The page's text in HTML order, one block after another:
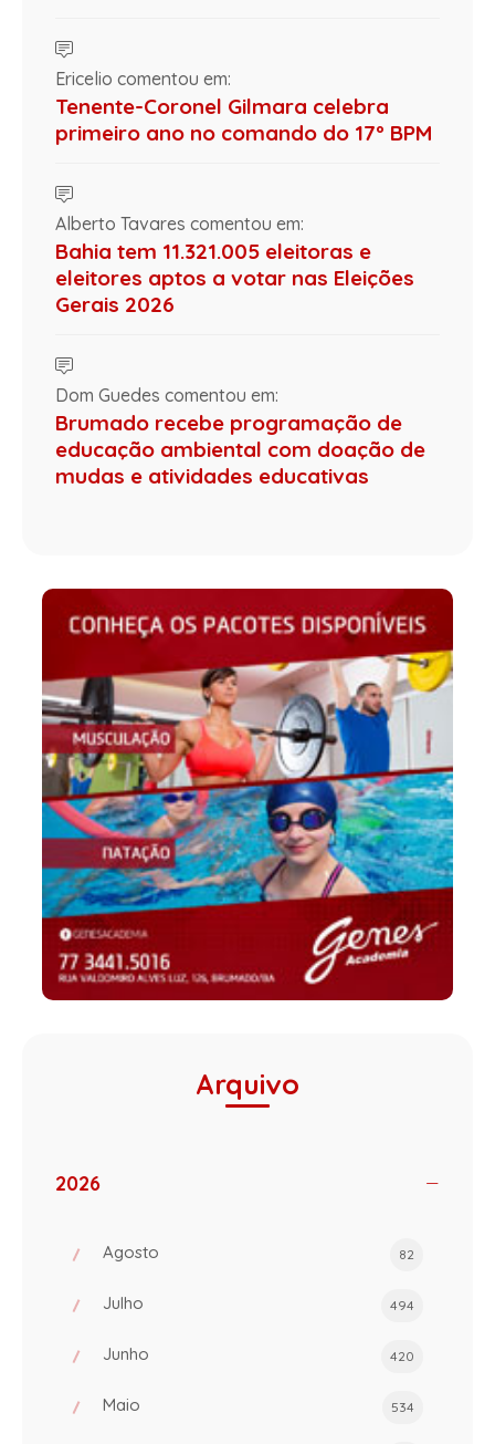
Ericelio comentou em:
Tenente-Coronel Gilmara celebra
primeiro ano no comando do 17º BPM
Alberto Tavares comentou em:
Bahia tem 11.321.005 eleitoras e
eleitores aptos a votar nas Eleições
Gerais 2026
Dom Guedes comentou em:
Brumado recebe programação de
educação ambiental com doação de
mudas e atividades educativas
Arquivo
2026
Agosto 82
Julho 494
Junho 420
Maio 534